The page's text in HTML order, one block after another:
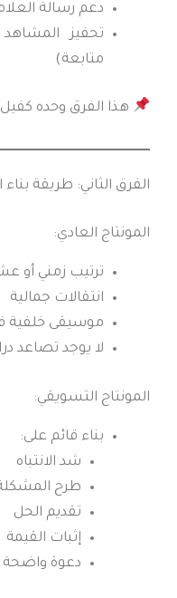
دعم رسالة العلامة
تحفيز المشاهد
متابعة)
هذا الفرق وحده كفيل
الفرق الثاني: طريقة بناء
المونتاج العادي:
ترتيب زمني أو
انتقالات جمالية
موسيقى خلفية
لا يوجد تصاعد
المونتاج التسويقي:
بناء قائم على:
شد الانتباه
طرح المشكلة
تقديم الحل
إثبات القيمة
دعوة واضحة